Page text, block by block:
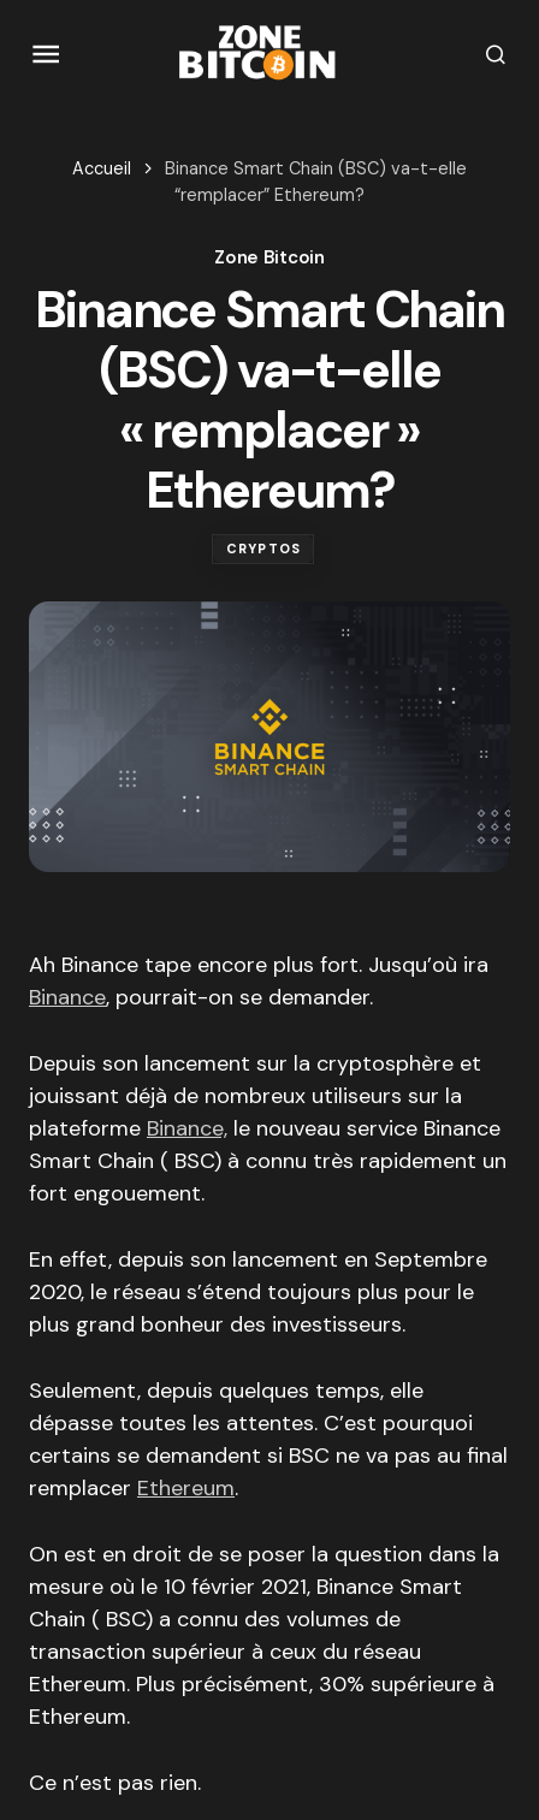
Accueil
Binance Smart Chain (BSC) va-t-elle
“remplacer” Ethereum?
Zone Bitcoin
Binance Smart Chain
(BSC) va-t-elle
« remplacer »
Ethereum?
CRYPTOS
Ah Binance tape encore plus fort. Jusqu’où ira
Binance, pourrait-on se demander.
Depuis son lancement sur la cryptosphère et
jouissant déjà de nombreux utiliseurs sur la
plateforme Binance, le nouveau service Binance
Smart Chain ( BSC) à connu très rapidement un
fort engouement.
En effet, depuis son lancement en Septembre
2020, le réseau s’étend toujours plus pour le
plus grand bonheur des investisseurs.
Seulement, depuis quelques temps, elle
dépasse toutes les attentes. C’est pourquoi
certains se demandent si BSC ne va pas au final
remplacer Ethereum.
On est en droit de se poser la question dans la
mesure où le 10 février 2021, Binance Smart
Chain ( BSC) a connu des volumes de
transaction supérieur à ceux du réseau
Ethereum. Plus précisément, 30% supérieure à
Ethereum.
Ce n’est pas rien.